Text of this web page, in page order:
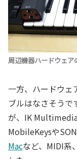
周辺機器ハードウェ
一方、ハードウェ
ブルはなさそうで
が、IK
MobileKeysや
Macなど、MIDI系